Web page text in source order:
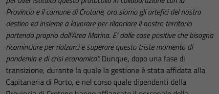
Provincia e il comune di Crotone, ora siamo gli artefici del nostro
destino ed insieme a lavorare per rilanciare il nostro territorio
partendo proprio dall’Area Marina. E’ dalle cose positive che bisogna
ricominciare per rialzarci e superare questo triste momento di
pandemia e di crisi economica”.Dunque, dopo una fase di
transizione, durante la quale la gestione è stata affidata alla
Capitaneria di Porto, e nel corso quale dipendenti della